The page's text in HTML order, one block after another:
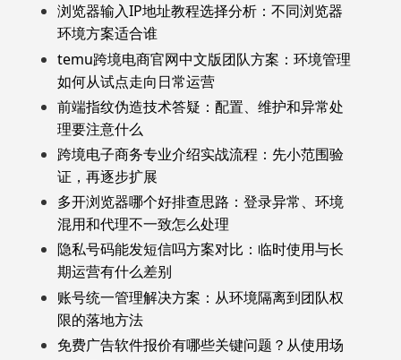
浏览器输入IP地址教程选择分析：不同浏览器
环境方案适合谁
temu跨境电商官网中文版团队方案：环境管理
如何从试点走向日常运营
前端指纹伪造技术答疑：配置、维护和异常处
理要注意什么
跨境电子商务专业介绍实战流程：先小范围验
证，再逐步扩展
多开浏览器哪个好排查思路：登录异常、环境
混用和代理不一致怎么处理
隐私号码能发短信吗方案对比：临时使用与长
期运营有什么差别
账号统一管理解决方案：从环境隔离到团队权
限的落地方法
免费广告软件报价有哪些关键问题？从使用场